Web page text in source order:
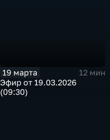
19 марта
12 мин
Эфир от 19.03.2026
(09:30)